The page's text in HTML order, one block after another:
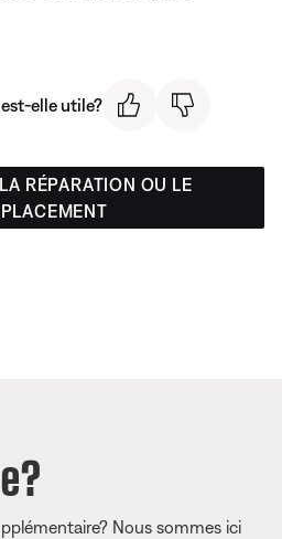
elle utile?
RÉPARATION OU LE
Nous sommes ici